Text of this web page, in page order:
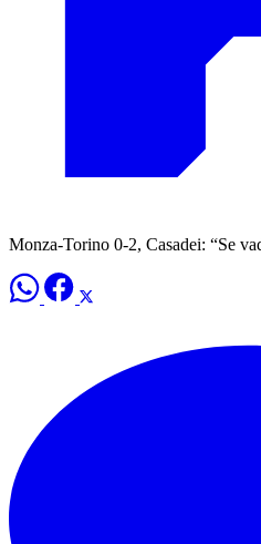
Monza-Torino 0-2, Casadei: “Se